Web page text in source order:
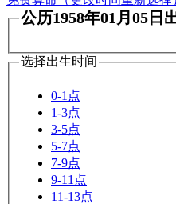
公历1958年01月05日
选择出生时间
0-1点
1-3点
3-5点
5-7点
7-9点
9-11点
11-13点